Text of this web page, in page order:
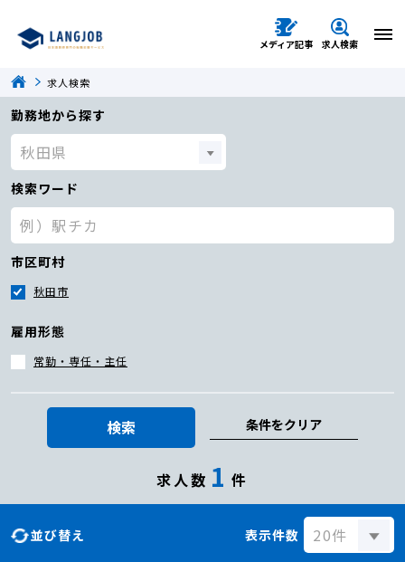
メディア記事 求人検索
求人検索
勤務地から探す
検索ワード
市区町村
秋田市
雇用形態
常勤・専任・主任
検索 条件をクリア
求人数 1 件
並び替え 表示件数